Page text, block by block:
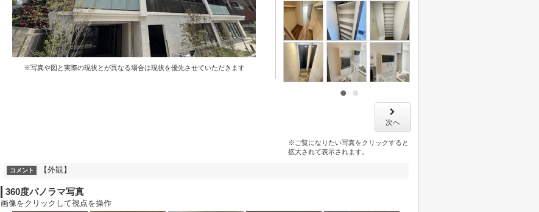
※写真や図と実際の現状とが異なる場合は現状を優先させていただきます
次へ
※ご覧になりたい写真をクリックすると
拡大されて表示されます。
コメント 【外観】
360度パノラマ写真
画像をクリックして視点を操作